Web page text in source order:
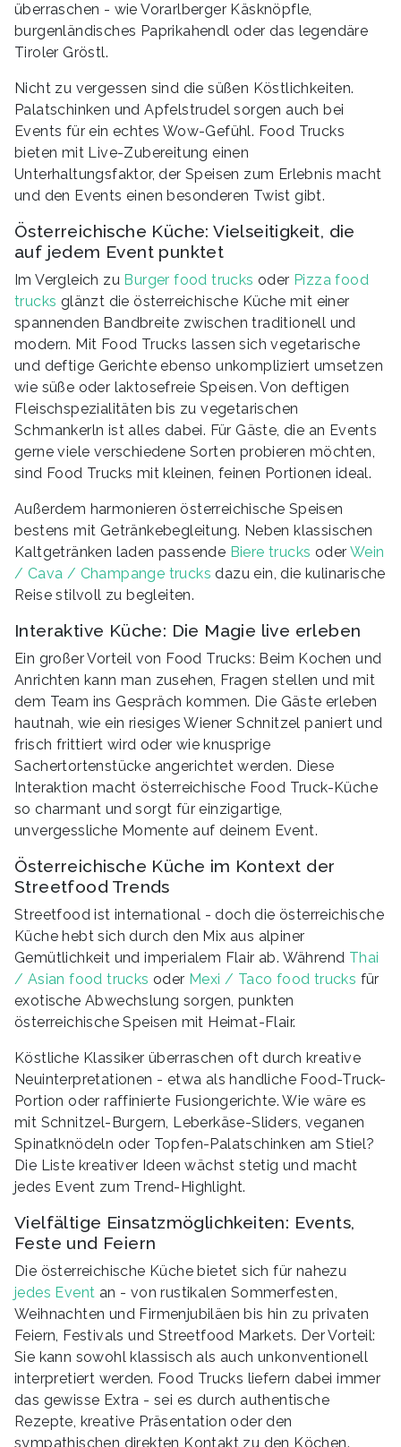
überraschen - wie Vorarlberger Käsknöpfle,
burgenländisches Paprikahendl oder das legendäre
Tiroler Gröstl.
Nicht zu vergessen sind die süßen Köstlichkeiten.
Palatschinken und Apfelstrudel sorgen auch bei
Events für ein echtes Wow-Gefühl. Food Trucks
bieten mit Live-Zubereitung einen
Unterhaltungsfaktor, der Speisen zum Erlebnis macht
und den Events einen besonderen Twist gibt.
Österreichische Küche: Vielseitigkeit, die
auf jedem Event punktet
Im Vergleich zu Burger food trucks oder Pizza food
trucks glänzt die österreichische Küche mit einer
spannenden Bandbreite zwischen traditionell und
modern. Mit Food Trucks lassen sich vegetarische
und deftige Gerichte ebenso unkompliziert umsetzen
wie süße oder laktosefreie Speisen. Von deftigen
Fleischspezialitäten bis zu vegetarischen
Schmankerln ist alles dabei. Für Gäste, die an Events
gerne viele verschiedene Sorten probieren möchten,
sind Food Trucks mit kleinen, feinen Portionen ideal.
Außerdem harmonieren österreichische Speisen
bestens mit Getränkebegleitung. Neben klassischen
Kaltgetränken laden passende Biere trucks oder Wein
/ Cava / Champange trucks dazu ein, die kulinarische
Reise stilvoll zu begleiten.
Interaktive Küche: Die Magie live erleben
Ein großer Vorteil von Food Trucks: Beim Kochen und
Anrichten kann man zusehen, Fragen stellen und mit
dem Team ins Gespräch kommen. Die Gäste erleben
hautnah, wie ein riesiges Wiener Schnitzel paniert und
frisch frittiert wird oder wie knusprige
Sachertortenstücke angerichtet werden. Diese
Interaktion macht österreichische Food Truck-Küche
so charmant und sorgt für einzigartige,
unvergessliche Momente auf deinem Event.
Österreichische Küche im Kontext der
Streetfood Trends
Streetfood ist international - doch die österreichische
Küche hebt sich durch den Mix aus alpiner
Gemütlichkeit und imperialem Flair ab. Während Thai
/ Asian food trucks oder Mexi / Taco food trucks für
exotische Abwechslung sorgen, punkten
österreichische Speisen mit Heimat-Flair.
Köstliche Klassiker überraschen oft durch kreative
Neuinterpretationen - etwa als handliche Food-Truck-
Portion oder raffinierte Fusiongerichte. Wie wäre es
mit Schnitzel-Burgern, Leberkäse-Sliders, veganen
Spinatknödeln oder Topfen-Palatschinken am Stiel?
Die Liste kreativer Ideen wächst stetig und macht
jedes Event zum Trend-Highlight.
Vielfältige Einsatzmöglichkeiten: Events,
Feste und Feiern
Die österreichische Küche bietet sich für nahezu
jedes Event an - von rustikalen Sommerfesten,
Weihnachten und Firmenjubiläen bis hin zu privaten
Feiern, Festivals und Streetfood Markets. Der Vorteil:
Sie kann sowohl klassisch als auch unkonventionell
interpretiert werden. Food Trucks liefern dabei immer
das gewisse Extra - sei es durch authentische
Rezepte, kreative Präsentation oder den
sympathischen direkten Kontakt zu den Köchen.